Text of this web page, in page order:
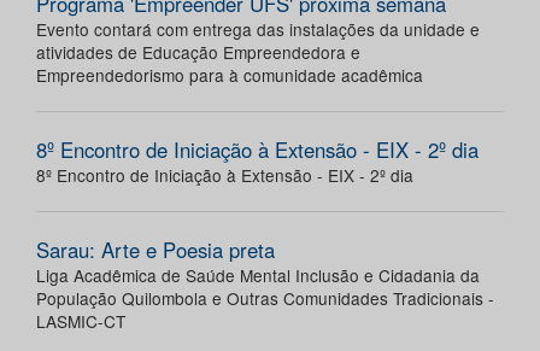
Evento contará com entrega das instalações da unidade e
atividades de Educação Empreendedora e
Empreendedorismo para à comunidade acadêmica
8º Encontro de Iniciação à Extensão - EIX - 2º dia
8º Encontro de Iniciação à Extensão - EIX - 2º dia
Sarau: Arte e Poesia preta
Liga Acadêmica de Saúde Mental Inclusão e Cidadania da
População Quilombola e Outras Comunidades Tradicionais -
LASMIC-CT